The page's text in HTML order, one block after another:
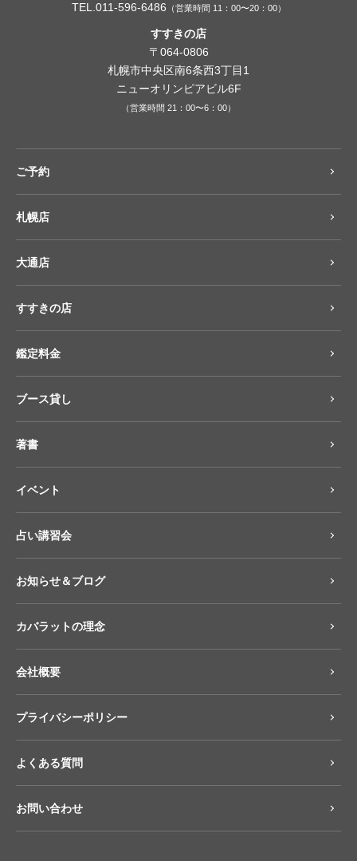
TEL.011-596-6486 （営業時間 11：00〜20：00）
すすきの店
〒064-0806
札幌市中央区南6条西3丁目1
ニューオリンピアビル6F
（営業時間 21：00〜6：00）
ご予約
札幌店
大通店
すすきの店
鑑定料金
ブース貸し
著書
イベント
占い講習会
お知らせ＆ブログ
カバラットの理念
会社概要
プライバシーポリシー
よくある質問
お問い合わせ